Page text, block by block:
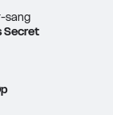
sang
Secret